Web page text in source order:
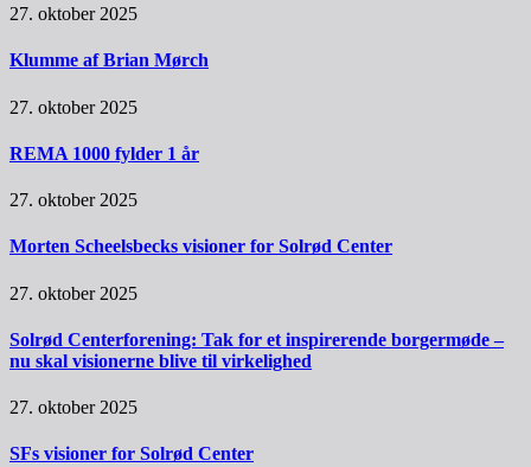
27. oktober 2025
Klumme af Brian Mørch
27. oktober 2025
REMA 1000 fylder 1 år
27. oktober 2025
Morten Scheelsbecks visioner for Solrød Center
27. oktober 2025
Solrød Centerforening: Tak for et inspirerende borgermøde –
nu skal visionerne blive til virkelighed
27. oktober 2025
SFs visioner for Solrød Center